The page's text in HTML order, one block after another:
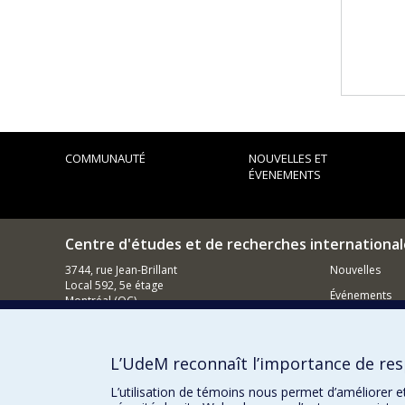
COMMUNAUTÉ
NOUVELLES ET
ÉVENEMENTS
Centre d'études et de recherches
3744, rue Jean-Brillant
Local 592, 5e étage
Montréal (QC)
Contacter un membre de notre équipe
Courriel général
Nouvelles
Événements
L’UdeM reconnaît l’importance de
L’utilisation de témoins nous permet